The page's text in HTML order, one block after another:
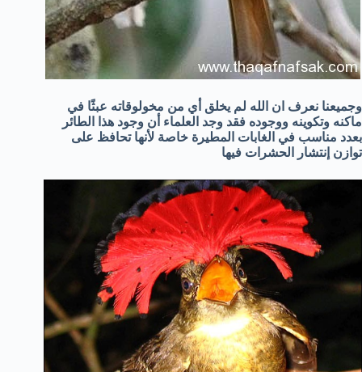
وجميعنا نعرف ان الله لم يخلق أي من مخولوقاته عبثًا في
ماكنه وتكوينه ووجوده فقد وجد العلماء أن وجود هذا الطائر
بعدد مناسب في الغابات المطيرة خاصة لأنها تحافظ على
توازن إنتشار الحشرات فيها